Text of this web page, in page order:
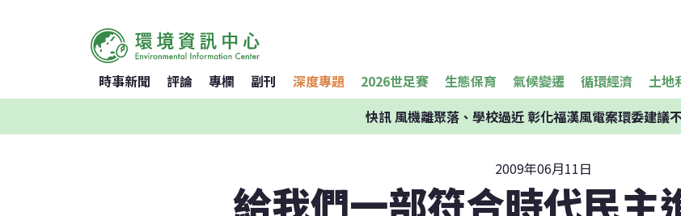
時事新聞 評論 專欄 副刊 深度專題 2026世足賽 生態保育 氣候變遷 循環經濟 土地
快訊風機離聚落、學校過近 彰化福漢風電案環委建議
2009年06月11日
給我們一部符合時代民主